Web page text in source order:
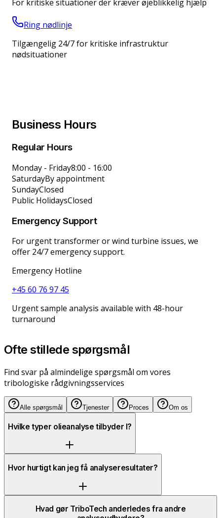
For kritiske situationer der kræver øjeblikkelig hjælp
Ring nødlinje
Tilgængelig 24/7 for kritiske infrastruktur
nødsituationer
Business Hours
Regular Hours
Monday - Friday8:00 - 16:00
SaturdayBy appointment
SundayClosed
Public HolidaysClosed
Emergency Support
For urgent transformer or wind turbine issues, we
offer 24/7 emergency support.
Emergency Hotline
+45 60 76 97 45
Urgent sample analysis available with 48-hour
turnaround
Ofte stillede spørgsmål
Find svar på almindelige spørgsmål om vores
tribologiske rådgivningsservices
Alle spørgsmål Tjenester Proces Om os
Hvilke typer olieanalyse tilbyder I?
Hvor hurtigt kan jeg få analyseresultater?
Hvad gør TriboTech anderledes fra andre